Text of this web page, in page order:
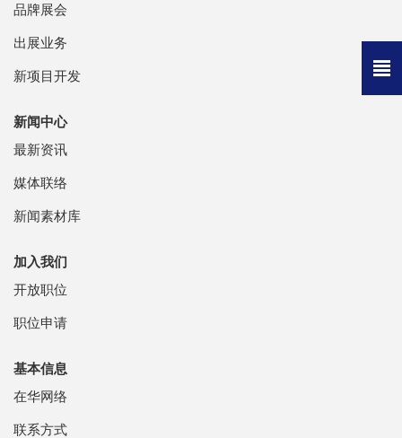
品牌展会
出展业务
新项目开发
新闻中心
最新资讯
媒体联络
新闻素材库
加入我们
开放职位
职位申请
基本信息
在华网络
联系方式